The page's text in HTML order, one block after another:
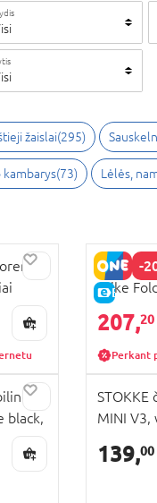
žaislai(295)
kambarys(73) Lėlės,
-
E-
Trike
104
207,20
Perkant
black,
STOKKE
MINI V3,
139,00